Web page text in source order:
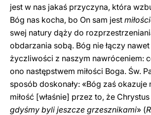
jest w nas jakaś przyczyna, która
Bóg nas kocha, bo On sam jest
swej natury dąży do
obdarzania sobą. Bóg nie łączy
życzliwości z naszym nawróceniem:
ono następstwem miłości Boga. Św.
sposób doskonały: «Bóg zaś okazuje
miłość [właśnie] przez to, że Chrystus
gdyśmy byli jeszcze grzesznikami» (